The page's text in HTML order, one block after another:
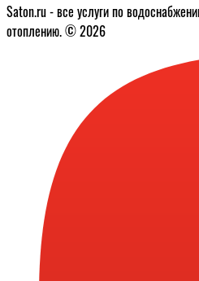
Saton.ru - все услуги по
отоплению. © 2026